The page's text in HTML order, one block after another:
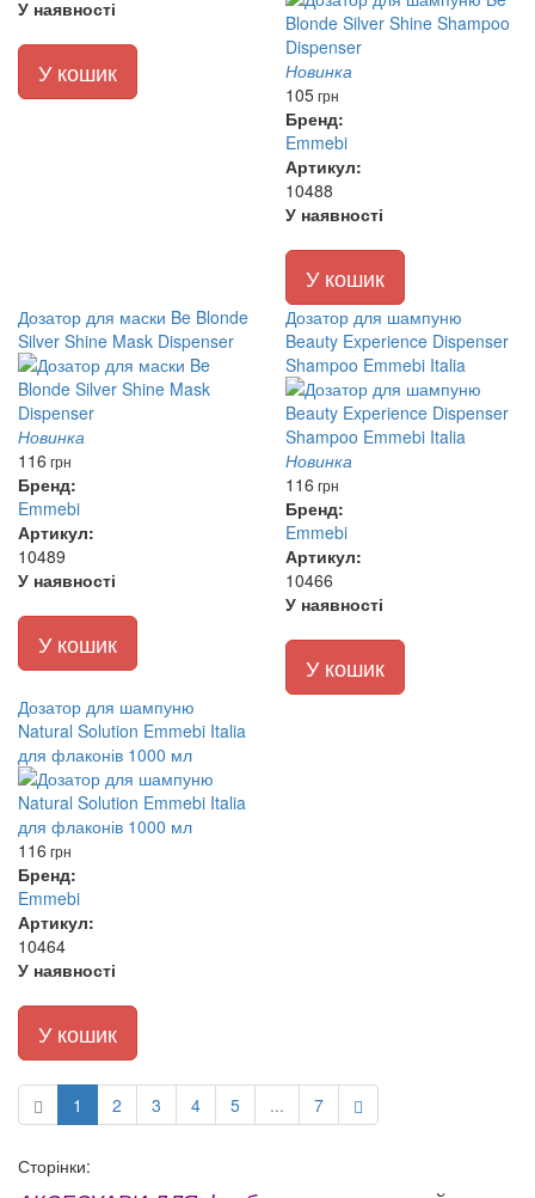
У наявності
У кошик
Новинка
105грн
Бренд:
Emmebi
Артикул:
10488
У наявності
У кошик
Дозатор для маски Be Blonde
Silver Shine Mask Dispenser
Новинка
116 грн
Бренд:
Emmebi
Артикул:
10489
У наявності
У кошик
Дозатор для шампуню
Beauty Experience Dispenser
Shampoo Emmebi Italia
Новинка
116 грн
Бренд:
Emmebi
Артикул:
10466
У наявності
У кошик
Дозатор для шампуню
Natural Solution Emmebi Italia
для флаконів 1000 мл
116 грн
Бренд:
Emmebi
Артикул:
10464
У наявності
У кошик
1 2 3 4 5 ... 7
Сторінки: